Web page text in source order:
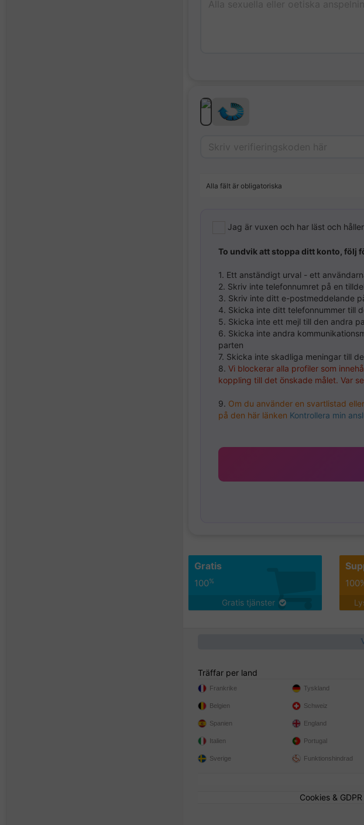
Alla fält är obligatoriska
Jag är vuxen och har läst och
To undvik att stoppa ditt konto, följ
1. Ett anständigt urval - ett
2. Skriv inte telefonnumret på en
3. Skriv inte ditt e-postmeddelande
4. Skicka inte ditt telefonnummer till
5. Skicka inte ett mejl till den andra
6. Skicka inte andra
parten
7. Skicka inte skadliga meningar till
8. Vi blockerar alla profiler som
koppling till det önskade målet. Var
9. Om du använder en svartlistad
på den här länken Kontrollera min
Gratis
100%
Gratis tjänster
Träffar per land
Frankrike
Belgien
Spanien
Italien
Sverige
Tyskland
Schweiz
England
Portugal
Funktionshindrad
Cookies & GDPR